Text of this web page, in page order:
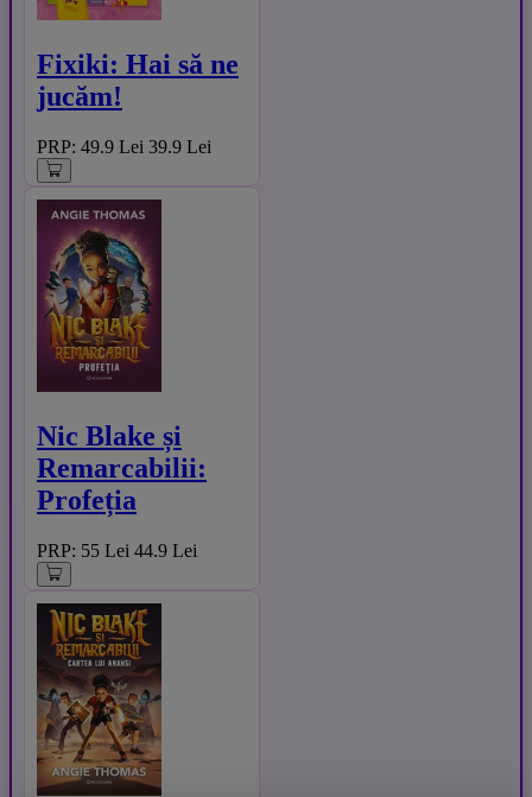
Fixiki: Hai să ne
jucăm!
PRP: 49.9 Lei 39.9 Lei
Nic Blake și
Remarcabilii:
Profeția
PRP: 55 Lei 44.9 Lei